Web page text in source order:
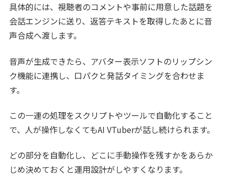
具体的には、視聴者のコメントや事前に用意した話題を
会話エンジンに送り、返答テキストを取得したあとに音
声合成へ渡します。
音声が生成できたら、アバター表示ソフトのリップシン
ク機能に連携し、口パクと発話タイミングを合わせま
す。
この一連の処理をスクリプトやツールで自動化すること
で、人が操作しなくてもAI VTuberが話し続けられます。
どの部分を自動化し、どこに手動操作を残すかをあらか
じめ決めておくと運用設計がしやすくなります。